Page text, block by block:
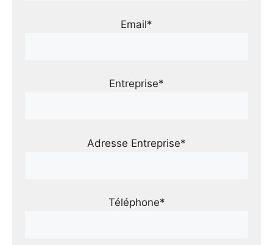
Email*
Entreprise*
Adresse Entreprise*
Téléphone*